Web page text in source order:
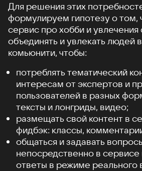
Для решения этих
формулируем гипотезу о том,
сервис про хобби и увлечения
объединять и увлекать людей
комьюнити, чтобы:
потреблять тематический
интересам от экспертов и
пользователей в разных
тексты и лонгриды, видео;
размещать свой контент в
фидбэк: классы,
общаться и задавать
непосредственно в сервисе
ответы в режиме реального